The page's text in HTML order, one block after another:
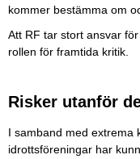
kommer bestämma om
Att RF tar stort ansvar
rollen för framtida kritik.
Risker utanför
I samband med extrema
idrottsföreningar har